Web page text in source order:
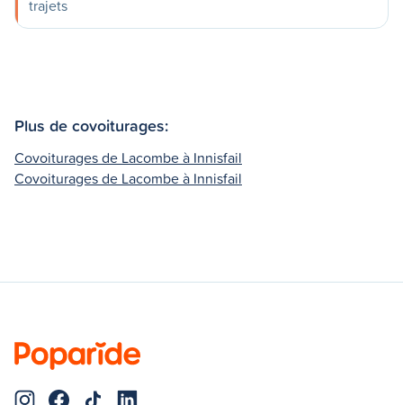
trajets
Plus de covoiturages:
Covoiturages de Lacombe à Innisfail
Covoiturages de Lacombe à Innisfail